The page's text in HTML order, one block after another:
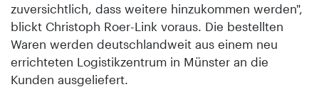
zuversichtlich, dass weitere hinzukommen werden",
blickt Christoph Roer-Link voraus. Die bestellten
Waren werden deutschlandweit aus einem neu
errichteten Logistikzentrum in Münster an die
Kunden ausgeliefert.